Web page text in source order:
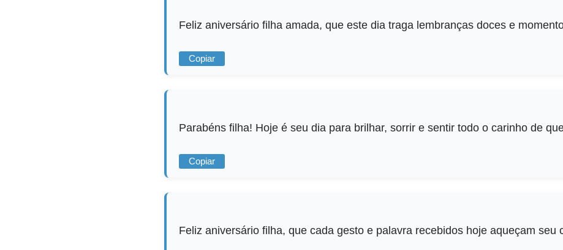
Feliz aniversário filha amada, que este dia traga lembranças doces e
Copiar
Parabéns filha! Hoje é seu dia para brilhar, sorrir e sentir todo o carinho de
Copiar
Feliz aniversário filha, que cada gesto e palavra recebidos hoje aqueçam seu